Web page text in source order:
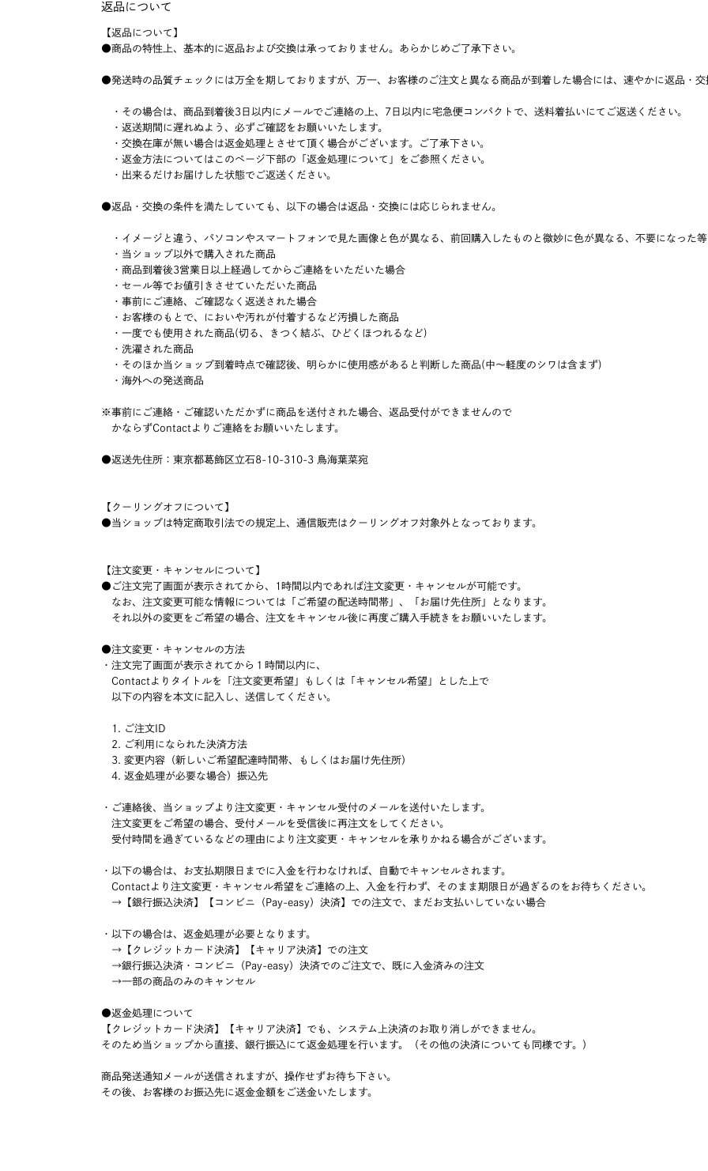
返品について
【返品について】
●商品の特性上、基本的に返品および交換は承っておりません。あらかじめご了承下さい。
●発送時の品質チェックには万全を期しておりますが、万一、お客様のご注文と異なる商品が到着した場合には、速やかに返品・交
・その場合は、商品到着後3日以内にメールでご連絡の上、7日以内に宅急便コンパクトで、送料着払いにてご返送ください。
・返送期間に遅れぬよう、必ずご確認をお願いいたします。
・交換在庫が無い場合は返金処理とさせて頂く場合がございます。ご了承下さい。
・返金方法についてはこのページ下部の「返金処理について」をご参照ください。
・出来るだけお届けした状態でご返送ください。
●返品・交換の条件を満たしていても、以下の場合は返品・交換には応じられません。
・イメージと違う、パソコンやスマートフォンで見た画像と色が異なる、前回購入したものと微妙に色が異なる、不要になった
・当ショップ以外で購入された商品
・商品到着後3営業日以上経過してからご連絡をいただいた場合
・セール等でお値引きさせていただいた商品
・事前にご連絡、ご確認なく返送された場合
・お客様のもとで、においや汚れが付着するなど汚損した商品
・一度でも使用された商品(切る、きつく結ぶ、ひどくほつれるなど)
・洗濯された商品
・そのほか当ショップ到着時点で確認後、明らかに使用感があると判断した商品(中〜軽度のシワは含まず)
・海外への発送商品
※事前にご連絡・ご確認いただかずに商品を送付された場合、返品受付ができませんので
かならずContactよりご連絡をお願いいたします。
●返送先住所：東京都葛飾区立石8-10-310-3 鳥海葉菜宛
【クーリングオフについて】
●当ショップは特定商取引法での規定上、通信販売はクーリングオフ対象外となっております。
【注文変更・キャンセルについて】
●ご注文完了画面が表示されてから、1時間以内であれば注文変更・キャンセルが可能です。
なお、注文変更可能な情報については「ご希望の配送時間帯」、「お届け先住所」となります。
それ以外の変更をご希望の場合、注文をキャンセル後に再度ご購入手続きをお願いいたします。
●注文変更・キャンセルの方法
・注文完了画面が表示されてから１時間以内に、
Contactよりタイトルを「注文変更希望」もしくは「キャンセル希望」とした上で
以下の内容を本文に記入し、送信してください。
1. ご注文ID
2. ご利用になられた決済方法
3. 変更内容（新しいご希望配達時間帯、もしくはお届け先住所）
4. 返金処理が必要な場合）振込先
・ご連絡後、当ショップより注文変更・キャンセル受付のメールを送付いたします。
注文変更をご希望の場合、受付メールを受信後に再注文をしてください。
受付時間を過ぎているなどの理由により注文変更・キャンセルを承りかねる場合がございます。
・以下の場合は、お支払期限日までに入金を行わなければ、自動でキャンセルされます。
Contactより注文変更・キャンセル希望をご連絡の上、入金を行わず、そのまま期限日が過ぎるのをお待ちください。
→【銀行振込決済】【コンビニ（Pay-easy）決済】での注文で、まだお支払いしていない場合
・以下の場合は、返金処理が必要となります。
→【クレジットカード決済】【キャリア決済】での注文
→銀行振込決済・コンビニ（Pay-easy）決済でのご注文で、既に入金済みの注文
→一部の商品のみのキャンセル
●返金処理について
【クレジットカード決済】【キャリア決済】でも、システム上決済のお取り消しができません。
そのため当ショップから直接、銀行振込にて返金処理を行います。（その他の決済についても同様です。）
商品発送通知メールが送信されますが、操作せずお待ち下さい。
その後、お客様のお振込先に返金金額をご送金いたします。